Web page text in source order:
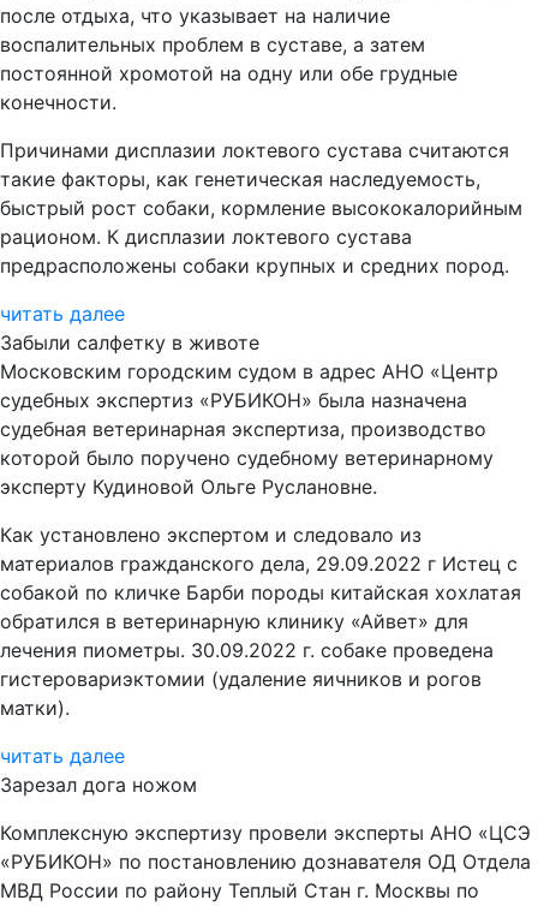
после отдыха, что указывает на наличие
воспалительных проблем в суставе, а затем
постоянной хромотой на одну или обе грудные
конечности.
Причинами дисплазии локтевого сустава считаются
такие факторы, как генетическая наследуемость,
быстрый рост собаки, кормление высококалорийным
рационом. К дисплазии локтевого сустава
предрасположены собаки крупных и средних пород.
читать далее
Забыли салфетку в животе
Московским городским судом в адрес АНО «Центр
судебных экспертиз «РУБИКОН» была назначена
судебная ветеринарная экспертиза, производство
которой было поручено судебному ветеринарному
эксперту Кудиновой Ольге Руслановне.
Как установлено экспертом и следовало из
материалов гражданского дела, 29.09.2022 г Истец с
собакой по кличке Барби породы китайская хохлатая
обратился в ветеринарную клинику «Айвет» для
лечения пиометры. 30.09.2022 г. собаке проведена
гистеровариэктомии (удаление яичников и рогов
матки).
читать далее
Зарезал дога ножом
Комплексную экспертизу провели эксперты АНО «ЦСЭ
«РУБИКОН» по постановлению дознавателя ОД Отдела
МВД России по району Теплый Стан г. Москвы по